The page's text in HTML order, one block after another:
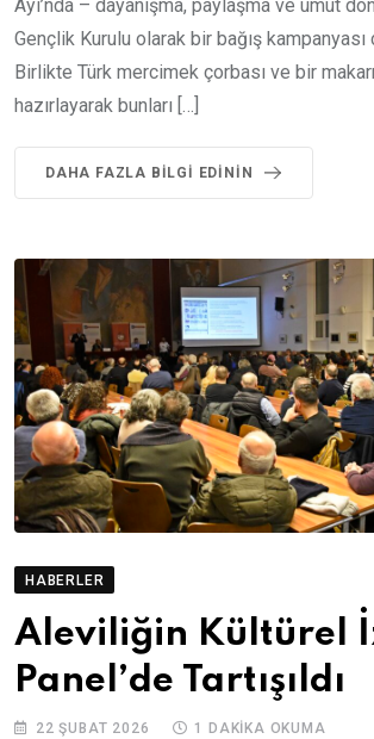
Ayı’nda – dayanışma, paylaşma ve umut
Gençlik Kurulu olarak bir bağış
Birlikte Türk mercimek çorbası ve bir
hazırlayarak bunları […]
DAHA FAZLA BILGI EDININ
HABERLER
Aleviliğin Kültürel
Panel’de Tartışıldı
22 ŞUBAT 2026 1 DAKIKA OKUMA